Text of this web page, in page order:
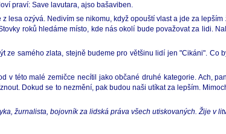
praví: Save lavutara, ajso bašaviben.
lesa ozývá. Nedivím se nikomu, když opouští vlast a jde za
roků hledáme místo, kde nás okolí bude považovat za lidi.
ze samého zlata, stejně budeme pro většinu lidí jen "Cikáni".
v této malé zemičce necítil jako občané druhé kategorie. Ach,
Dokud se to nezmění, pak budou naši utíkat za lepším.
žurnalista, bojovník za lidská práva všech utiskovaných. Žije v